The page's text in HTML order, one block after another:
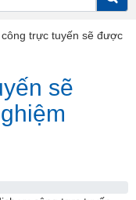
công trực tuyến sẽ được
sẽ